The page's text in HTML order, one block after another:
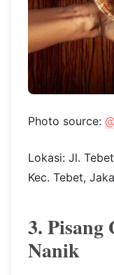
Photo source:
Lokasi: Jl.
Kec. Tebet,
3. Pisang
Nanik